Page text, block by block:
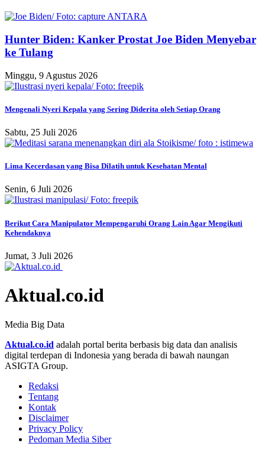
Hunter Biden: Kanker Prostat Joe Biden Menyebar
ke Tulang
Minggu, 9 Agustus 2026
Mengenali Nyeri Kepala yang Sering Diderita oleh Setiap Orang
Sabtu, 25 Juli 2026
Lima Kecerdasan yang Bisa Dilatih untuk Kesehatan Mental
Senin, 6 Juli 2026
Berikut Cara Manipulator Mempengaruhi Orang Lain Agar Mengikuti
Kehendaknya
Jumat, 3 Juli 2026
Aktual.co.id
Media Big Data
Aktual.co.id adalah portal berita berbasis big data dan analisis
digital terdepan di Indonesia yang berada di bawah naungan
ASIGTA Group.
Redaksi
Tentang
Kontak
Disclaimer
Privacy Policy
Pedoman Media Siber